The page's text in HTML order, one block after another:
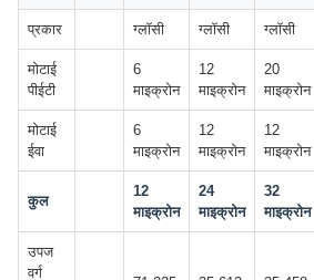
प्रकार ग्लॉसी ग्लॉसी ग्लॉसी
मोटाई
पीईटी
6
माइक्रोन
12
माइक्रोन
20
माइक्रोन
मोटाई
ईवा
6
माइक्रोन
12
माइक्रोन
12
माइक्रोन
कुल
12
माइक्रोन
24
माइक्रोन
32
माइक्रोन
उपज
वर्ग